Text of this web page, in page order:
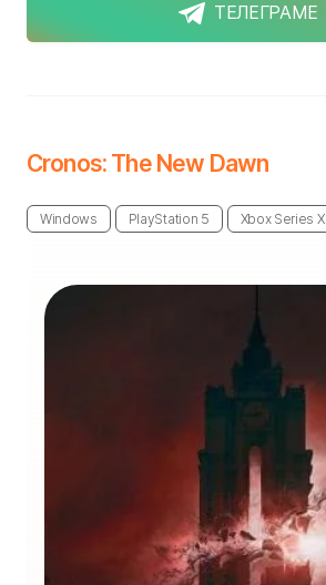
ТЕЛЕГРАМЕ
Cronos: The New Dawn
Windows PlayStation 5 Xbox Series X